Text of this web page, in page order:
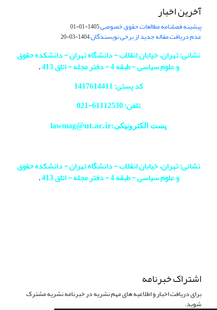
آخرین اخبار
پیشینه فصلنامه مطالعات حقوق خصوصی1405-01-01
عدم دریافت مقاله جدید از برخی نویسندگان1404-03-20
نشانی: تهران، خیابان انقلاب - دانشگاه تهران - دانشکده حقوق
و علوم سیاسی - طبقه 4 - دفتر مجله - اتاق 413
.
کد پستی: 1417614411
تلفن: 61112530-
021
پست الکترونیکی:lawmag@ut.ac.ir
نشانی: تهران، خیابان انقلاب - دانشگاه تهران - دانشکده حقوق
و علوم سیاسی - طبقه 4 - دفتر مجله - اتاق 413
.
اشتراک خبرنامه
برای دریافت اخبار و اطلاعیه های مهم نشریه در خبرنامه نشریه مشترک
شوید.